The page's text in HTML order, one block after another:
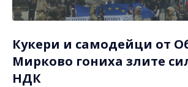
Кукери и самодейци от
Мирково гониха злите
НДК